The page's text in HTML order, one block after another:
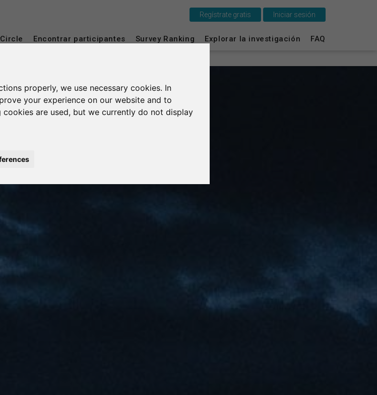
properly, we use necessary cookies. In
your experience on our website and to
are used, but we currently do not display
Encontrar participantes Survey Ranking Explorar la investigación FAQ
Regístrate gratis Iniciar sesión
Esto es SurveyCircle
Survey Ranking